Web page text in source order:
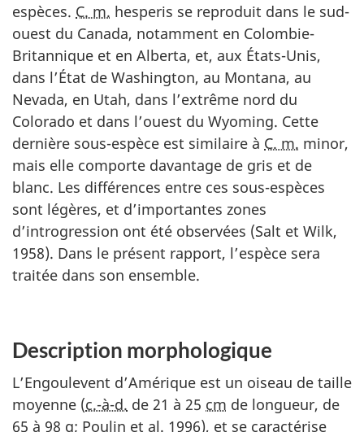
espèces. C. m. hesperis se reproduit dans le sud-
ouest du Canada, notamment en Colombie-
Britannique et en Alberta, et, aux États-Unis,
dans l’État de Washington, au Montana, au
Nevada, en Utah, dans l’extrême nord du
Colorado et dans l’ouest du Wyoming. Cette
dernière sous-espèce est similaire à C. m. minor,
mais elle comporte davantage de gris et de
blanc. Les différences entre ces sous-espèces
sont légères, et d’importantes zones
d’introgression ont été observées (Salt et Wilk,
1958). Dans le présent rapport, l’espèce sera
traitée dans son ensemble.
Description morphologique
L’Engoulevent d’Amérique est un oiseau de taille
moyenne (c.-à-d. de 21 à 25 cm de longueur, de
65 à 98 g; Poulin et al. 1996), et se caractérise